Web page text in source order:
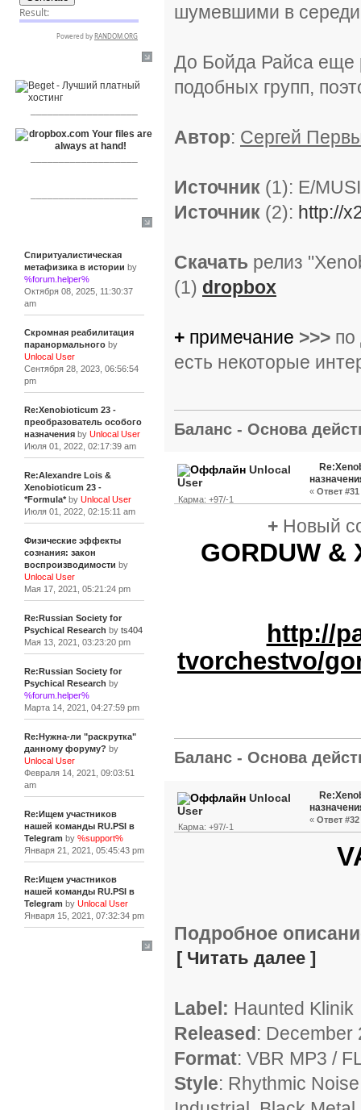
Спиритуалистическая
метафизика в истории by
%forum.helper%
Октября 08, 2025, 11:30:37
am
Скромная реабилитация
паранормальногоby
Unlocal User
Сентября 28, 2023, 06:56:54
pm
Re:Xenobioticum 23 -
преобразователь особого
назначенияby Unlocal User
Июля 01, 2022, 02:17:39 am
Re:Alexandre Lois &
Xenobioticum 23 -
*Formula*by Unlocal User
Июля 01, 2022, 02:15:11 am
Физические эффекты
сознания: закон
воспроизводимости by
Unlocal User
Мая 17, 2021, 05:21:24 pm
Re:Russian Society for
Psychical Research by ts404
Мая 13, 2021, 03:23:20 pm
Re:Russian Society for
Psychical Research by
%forum.helper%
Марта 14, 2021, 04:27:59 pm
Re:Нужна-ли "раскрутка"
данному форуму? by
Unlocal User
Февраля 14, 2021, 09:03:51
am
Re:Ищем участников
нашей команды RU.PSI в
Telegram by %support%
Января 21, 2021, 05:45:43 pm
Re:Ищем участников
нашей команды RU.PSI в
Telegram by Unlocal User
Января 15, 2021, 07:32:34 pm
шумевшими в
До Бойда Райса еще
подобных групп,
Автор: Сергей
Источник (1): E/
Источник (2): http://
Скачать релиз
(1) dropbox
+ примечание >>> по
есть некоторые
Баланс - Основа
Unlocal
User
Карма: +97/-1
« Ответ
+Новый
GORDUW &
http://
tvorchestvo/
Баланс - Основа
Unlocal
User
Карма: +97/-1
« Ответ
Подробное
[ Читать далее ]
Label: Haunted Klinik
Released: December
Format: VBR MP3 /
Style: Rhythmic